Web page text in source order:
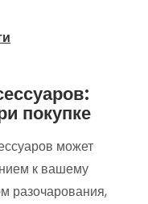
покупке
может
к вашему
разочарования,